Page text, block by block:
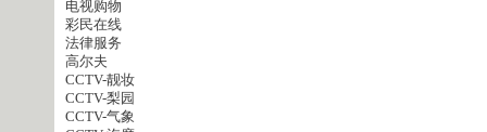
电视购物
彩民在线
法律服务
高尔夫
CCTV-靓妆
CCTV-梨园
CCTV-气象